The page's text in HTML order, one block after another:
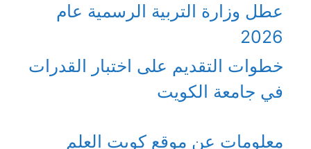
عطل وزارة التربية الرسمية عام
2026
خطوات التقديم على اختبار القدرات
في جامعة الكويت
معلومات عن موقع كويت العلم